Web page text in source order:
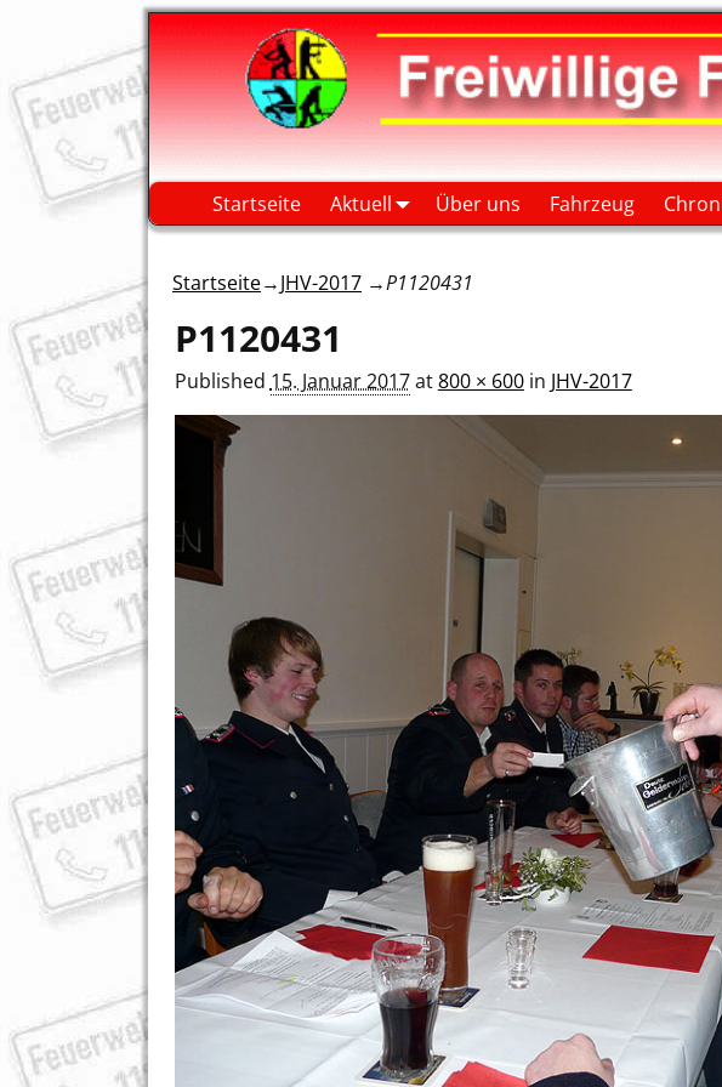
Startseite Aktuell Über uns Fahrzeug
Startseite→JHV-2017 →P1120431
P1120431
Published 15. Januar 2017at800 × 600in JHV-2017